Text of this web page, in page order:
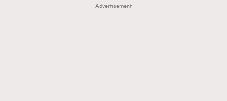
Advertisement